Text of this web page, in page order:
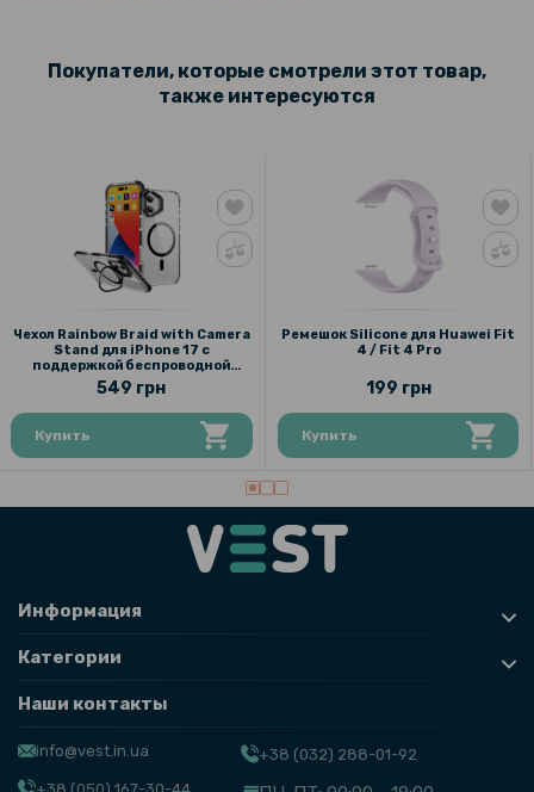
Чехол - накладка Silicone Cover Full для Motorola Edge 60 Fusion
Чехол - накладка PC Matte Ring для Motorola Edge 60 Fusion
Противоударная гидрогелевая пленка Hydrogel Film для Apple
iPhone 12 Pro Max, Transparent
Покупатели, которые смотрели этот товар,
также интересуются
Чехол Rainbow Braid with Camera
Stand для iPhone 17 с
поддержкой беспроводной
зарядки
549 грн
Купить
Ремешок Silicone для Huawei Fit
4 / Fit 4 Pro
199 грн
Купить
Информация
Категории
Наши контакты
info@vest.in.ua
+38 (050) 167-30-44
+38 (032) 288-01-92